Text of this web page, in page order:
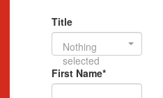
Title
Nothing
selected
First Name*